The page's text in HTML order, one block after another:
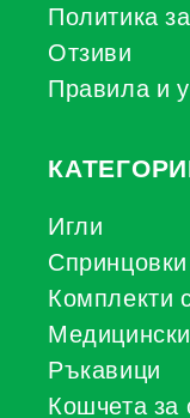
Политика
Отзиви
Правила и
Игли
Спринцовки
Комплекти
Ръкавици
Кошчета за